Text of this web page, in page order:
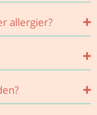
allergier?